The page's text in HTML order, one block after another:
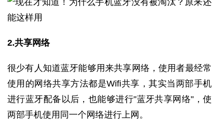
2.共享网络
很少有人知道蓝牙能够用来共享网络，使用者最经常
使用的网络共享方法都是Wifi共享，其实当两部手机
进行蓝牙配备以后，也能够进行"蓝牙共享网络"，使
两部手机使用同一个网络进行上网。